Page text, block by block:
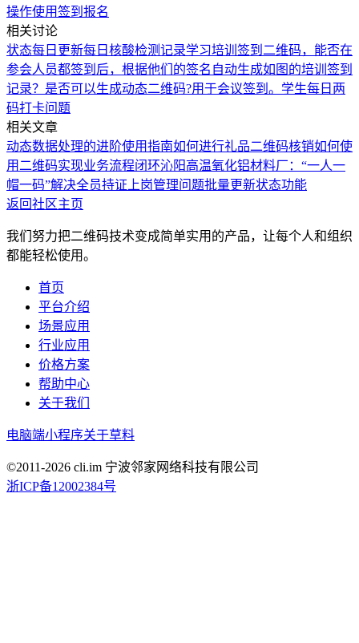
操作使用签到报名
相关讨论
状态每日更新每日核酸检测记录学习培训签到二维码，能否在
参会人员都签到后，根据他们的签名自动生成如图的培训签到
记录？ 是否可以生成动态二维码?用于会议签到。 学生每日两
码打卡问题
相关文章
动态数据处理的进阶使用指南如何进行礼品二维码核销如何使
用二维码实现业务流程闭环沁阳高温氧化铝材料厂：“一人一
帽一码”解决全员持证上岗管理问题批量更新状态功能
返回社区主页
我们努力把二维码技术变成简单实用的产品，让每个人和组织
都能轻松使用。
首页
平台介绍
场景应用
行业应用
价格方案
帮助中心
关于我们
电脑端小程序关于草料
©2011-2026 cli.im 宁波邻家网络科技有限公司
浙ICP备12002384号